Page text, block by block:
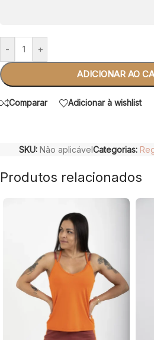
- +
ADICIONAR AO
Comparar Adicionar à wishlist
SKU: Não aplicávelCategorias:
Produtos relacionados